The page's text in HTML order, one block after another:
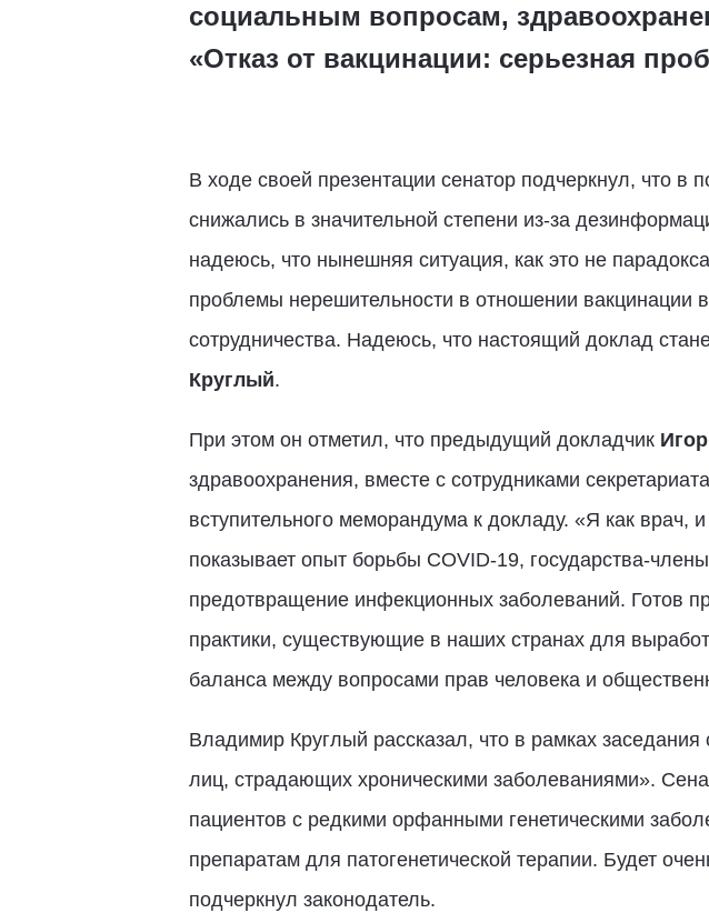
социальным вопросам,
«Отказ от вакцинации: серьезная
В ходе своей презентации сенатор подчеркнул, что
снижались в значительной степени из‑за
надеюсь, что нынешняя ситуация, как это не
проблемы нерешительности в отношении
сотрудничества. Надеюсь, что настоящий доклад
Круглый.
При этом он отметил, что предыдущий докладчик
здравоохранения, вместе с сотрудниками
вступительного меморандума к докладу. «Я как врач,
показывает опыт борьбы COVID-19, государства-
предотвращение инфекционных заболеваний. Готов
практики, существующие в наших странах для
баланса между вопросами прав человека и
Владимир Круглый рассказал, что в рамках
лиц, страдающих хроническими заболеваниями».
пациентов с редкими орфанными генетическими
препаратам для патогенетической терапии. Будет
подчеркнул законодатель.